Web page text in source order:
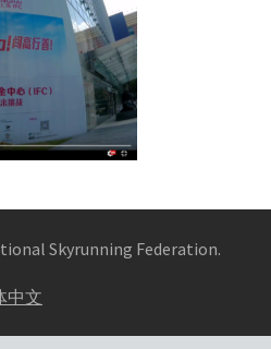
Skyrunning Federation.
中文